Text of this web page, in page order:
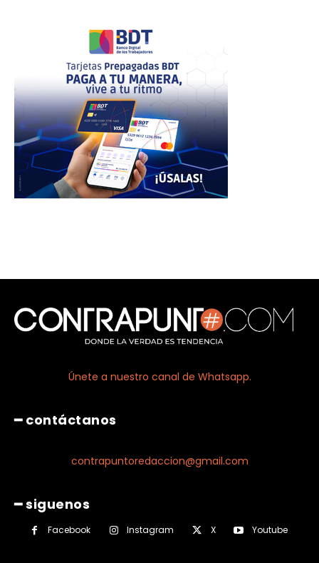
Únete a nuestro canal de Whatsapp.
━ contáctanos
contrapuntoredaccion@gmail.com
━ siguenos
Facebook Instagram X Youtube